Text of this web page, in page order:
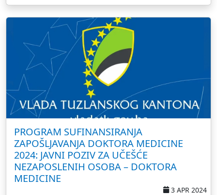
PROGRAM SUFINANSIRANJA
ZAPOŠLJAVANJA DOKTORA MEDICINE
2024: JAVNI POZIV ZA UČEŠĆE
NEZAPOSLENIH OSOBA – DOKTORA
MEDICINE
3 APR 2024